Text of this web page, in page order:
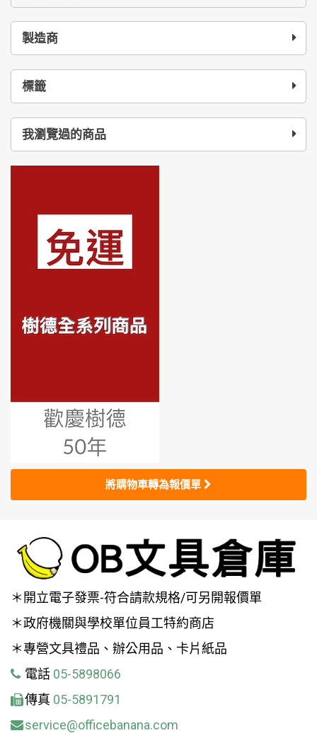
製造商
標籤
我瀏覽過的商品
將購物車轉為報價單
＊開立電子發票-符合請款規格/可另開報價單
＊政府機關與學校單位員工特約商店
＊專營文具禮品、辦公用品、卡片紙品
電話 05-5898066
傳真 05-5891791
service@officebanana.com